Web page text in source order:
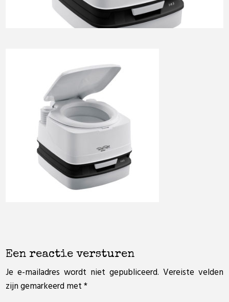
Een reactie versturen
Je e-mailadres wordt niet gepubliceerd. Vereiste velden
zijn gemarkeerd met*